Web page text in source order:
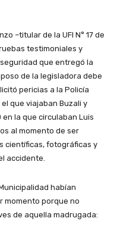
–titular de la UFI N° 17 de
testimoniales y
que entregó la
de la legisladora debe
pericias a la Policía
que viajaban Buzali y
en la que circulaban Luis
al momento de ser
científicas, fotográficas y
accidente.
habían
momento porque no
de aquella madrugada: